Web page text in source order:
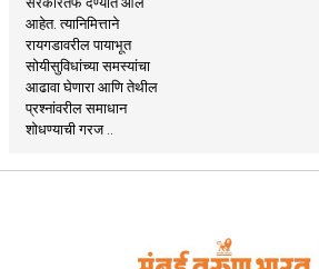
आहेत. त्यानिमित्ताने
रायगडावरील पायाभूत
सोयीसुविधांच्या समस्यांचा
आढावा घेणारा आणि तेथील
प्रश्नांवरील समाधान
शोधण्याची गरज ..